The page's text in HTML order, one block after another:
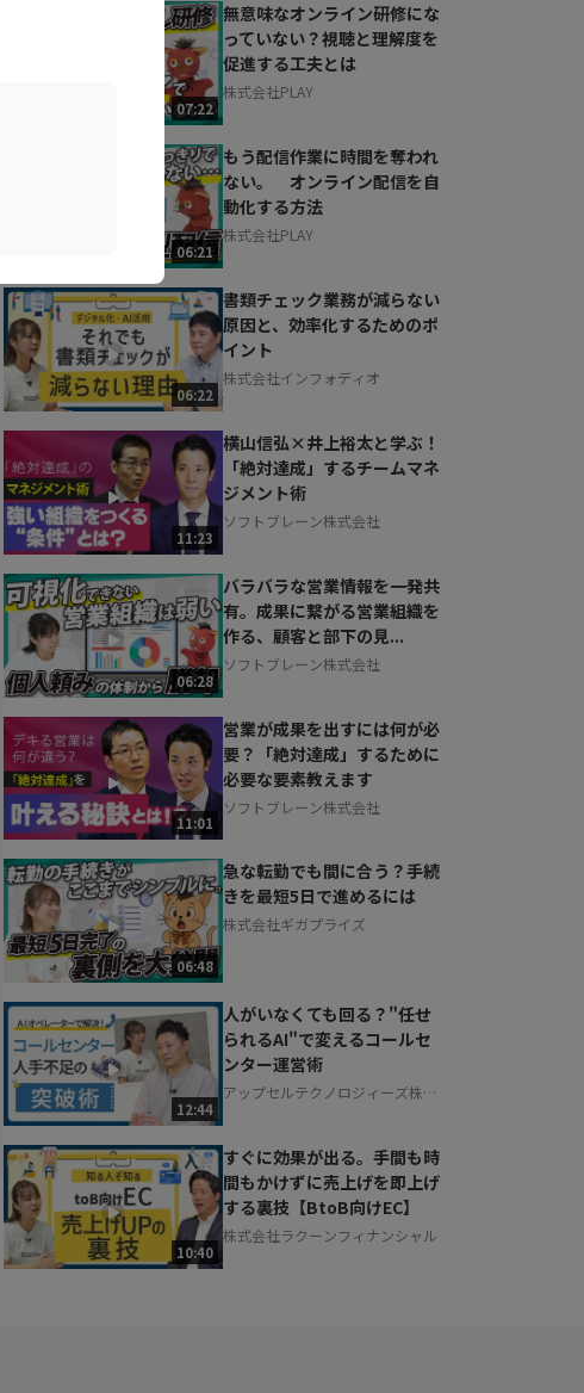
07:22
無意味なオンライン研修にな
っていない？視聴と理解度を
促進する工夫とは
株式会社PLAY
06:21
もう配信作業に時間を奪われ
ない。 オンライン配信を自
動化する方法
株式会社PLAY
06:22
書類チェック業務が減らない
原因と、効率化するためのポ
イント
株式会社インフォディオ
11:23
横山信弘×井上裕太と学ぶ！
「絶対達成」するチームマネ
ジメント術
ソフトブレーン株式会社
06:28
バラバラな営業情報を一発共
有。成果に繋がる営業組織を
作る、顧客と部下の見...
ソフトブレーン株式会社
11:01
営業が成果を出すには何が必
要？「絶対達成」するために
必要な要素教えます
ソフトブレーン株式会社
06:48
急な転勤でも間に合う？手続
きを最短5日で進めるには
株式会社ギガプライズ
12:44
人がいなくても回る？"任せ
られるAI"で変えるコールセ
ンター運営術
アップセルテクノロジィーズ株式
10:40
すぐに効果が出る。手間も時
間もかけずに売上げを即上げ
する裏技【BtoB向けEC】
株式会社ラクーンフィナンシャル